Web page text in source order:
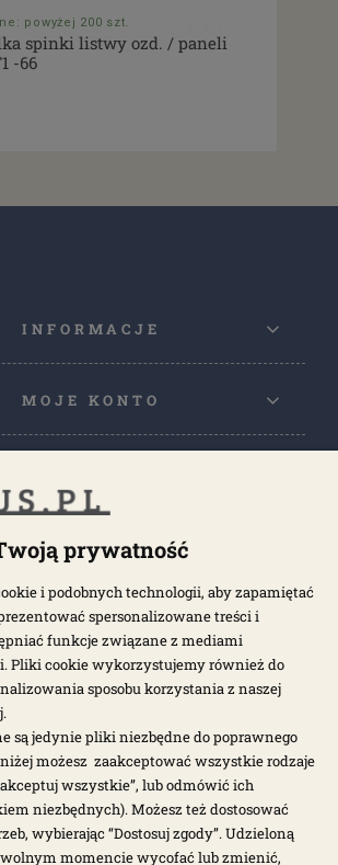
powyżej 200 szt.
spinki listwy ozd. / paneli
-66
INFORMACJE
MOJE KONTO
MODELE
wiadomości i oferty bezpośrednio na swoją
ZAPISZ SIĘ >
prywatność
i podobnych technologii, aby zapamiętać
spersonalizowane treści i
funkcje związane z mediami
Pliki cookie wykorzystujemy również do
sposobu korzystania z naszej
są jedynie pliki niezbędne do poprawnego
możesz zaakceptować wszystkie rodzaje
wszystkie”, lub odmówić ich
niezbędnych). Możesz też dostosować
wybierając “Dostosuj zgody”. Udzieloną
momencie wycofać lub zmienić,